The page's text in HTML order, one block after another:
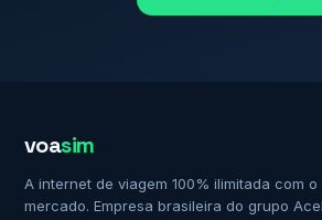
voasim
A internet de viagem 100% ilimitada com
mercado. Empresa brasileira do grupo